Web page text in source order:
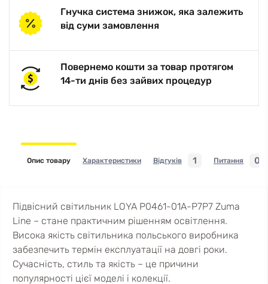
Гнучка система знижок, яка залежить
від суми замовлення
Повернемо кошти за товар протягом
14-ти днів без зайвих процедур
Опис товару Характеристики Відгуків 1 Питання 0
Підвісний світильник LOYA P0461-01A-P7P7 Zuma
Line – стане практичним рішенням освітлення.
Висока якість світильника польського виробника
забезпечить термін експлуатації на довгі роки.
Сучасність, стиль та якість – це причини
популярності цієї моделі і колекції.